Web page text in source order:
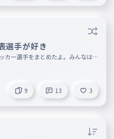
く
おう
選手が好き
カー選手をまとめたよ。みんなはど
メッシかな（＾＿＾）
9 13 3